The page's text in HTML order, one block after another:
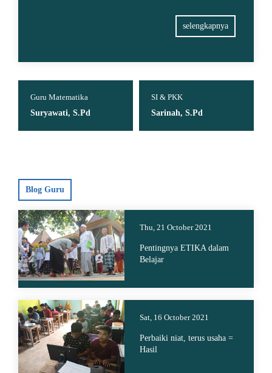
selengkapnya
Guru Matematika
Suryawati, S.Pd
SI & PKK
Sarinah, S.Pd
Blog Guru
Thu, 21 October 2021
Pentingnya ETIKA dalam
Belajar
Sat, 16 October 2021
Perbaiki niat, terus usaha =
Hasil